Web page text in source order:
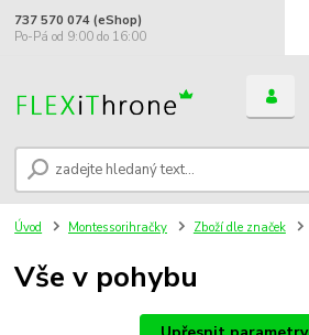
737 570 074 (eShop)
Po-Pá od 9:00 do 16:00
Úvod Montessorihračky Zboží dle značek
Vše v pohybu